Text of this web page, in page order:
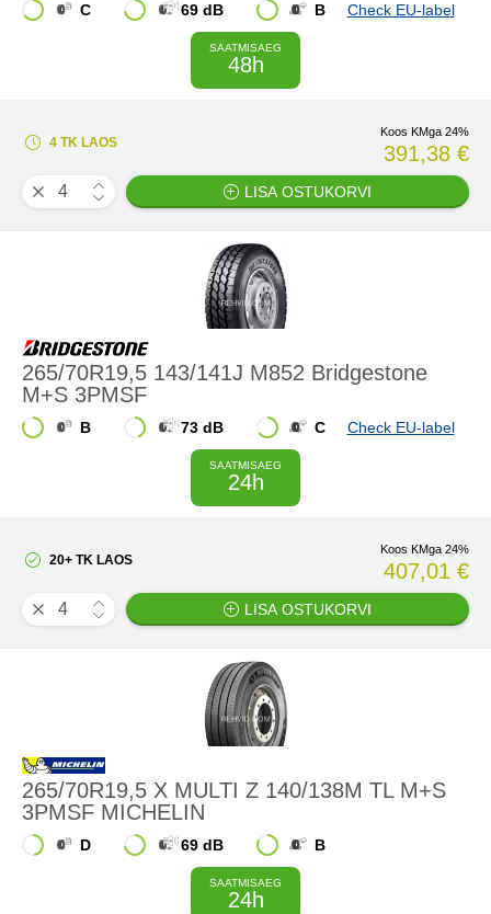
C 69 dB B Check EU-label
SAATMISAEG
48h
4 TK LAOS
Koos KMga 24%
391,38 €
LISA OSTUKORVI
265/70R19,5 143/141J M852 Bridgestone
M+S 3PMSF
B 73 dB C Check EU-label
SAATMISAEG
24h
20+ TK LAOS
Koos KMga 24%
407,01 €
LISA OSTUKORVI
265/70R19,5 X MULTI Z 140/138M TL M+S
3PMSF MICHELIN
D 69 dB B
SAATMISAEG
24h